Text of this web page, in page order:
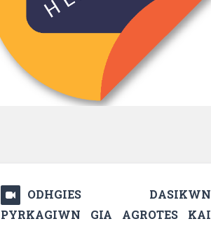
ODHGIES DASIKWN
PYRKAGIWN GIA AGROTES KAI